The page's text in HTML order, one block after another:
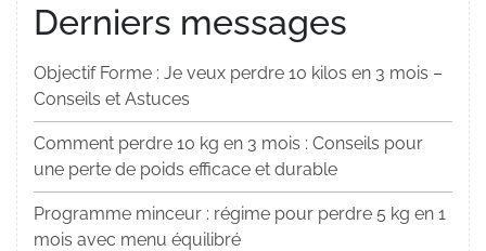
Derniers messages
Objectif Forme : Je veux perdre 10 kilos en 3 mois –
Conseils et Astuces
Comment perdre 10 kg en 3 mois : Conseils pour
une perte de poids efficace et durable
Programme minceur : régime pour perdre 5 kg en 1
mois avec menu équilibré